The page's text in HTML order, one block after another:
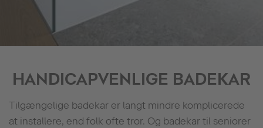
HANDICAPVENLIGE BADEKAR
Tilgængelige badekar er langt mindre komplicerede
at installere, end folk ofte tror. Og badekar til seniorer